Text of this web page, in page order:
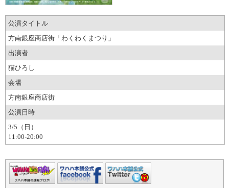
公演タイトル
方南銀座商店街「わくわくまつり」
出演者
猫ひろし
会場
方南銀座商店街
公演日時
3/5（日）
11:00-20:00